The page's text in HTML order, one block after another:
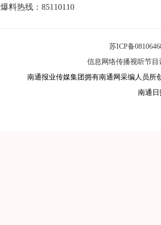
爆料热线：85110110
苏ICP备
信息网络传播视听节目
南通报业传媒集团拥有南通网采编人员所
南通日